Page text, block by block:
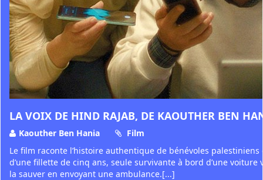
LA VOIX DE HIND RAJAB, DE KAOUTHER BEN
Kaouther Ben Hania
Film
Le film raconte l’histoire authentique de bénévoles
d’une fillette de cinq ans, seule survivante à bord d’une
la sauver en envoyant une ambulance.[...]